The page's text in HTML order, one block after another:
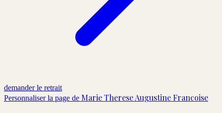
demander le retrait
Personnaliser la page de Marie Therese Augustine Francoise